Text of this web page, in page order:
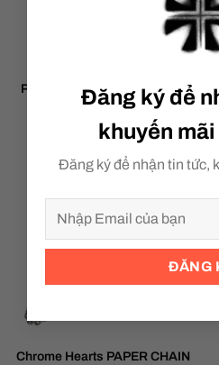
Đăng ký để
khuyến
Đăng ký để nhận tin tức,
P/DMND/ TINY CROSS PAVE
DIAMOND
170,000,000₫
Chrome Hearts PAPER CHAIN